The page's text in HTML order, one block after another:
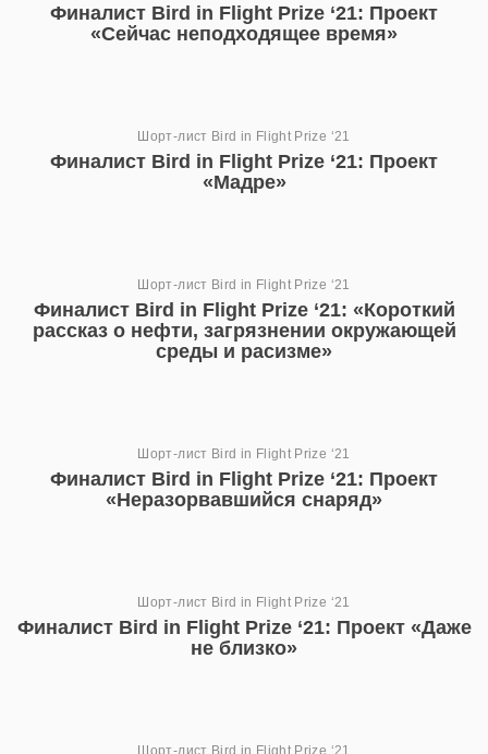
Финалист Bird in Flight Prize ‘21: Проект
«Сейчас неподходящее время»
Шорт-лист Bird in Flight Prize ‘21
Финалист Bird in Flight Prize ‘21: Проект
«Мадре»
Шорт-лист Bird in Flight Prize ‘21
Финалист Bird in Flight Prize ‘21: «‎Короткий
рассказ о нефти, загрязнении окружающей
среды и расизме»‎
Шорт-лист Bird in Flight Prize ‘21
Финалист Bird in Flight Prize ‘21: Проект
«Неразорвавшийся снаряд»
Шорт-лист Bird in Flight Prize ‘21
Финалист Bird in Flight Prize ‘21: Проект «Даже
не близко»
Шорт-лист Bird in Flight Prize ‘21